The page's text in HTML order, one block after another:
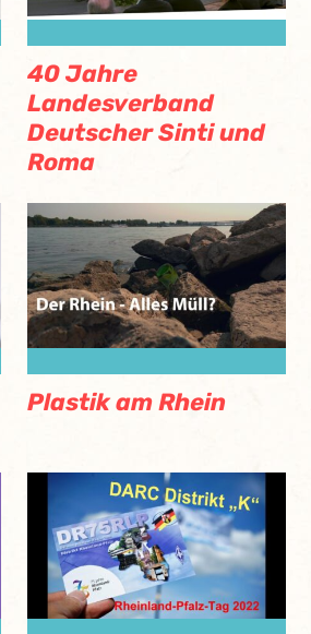
40 Jahre
Landesverband
Deutscher Sinti und
Roma
Plastik am Rhein